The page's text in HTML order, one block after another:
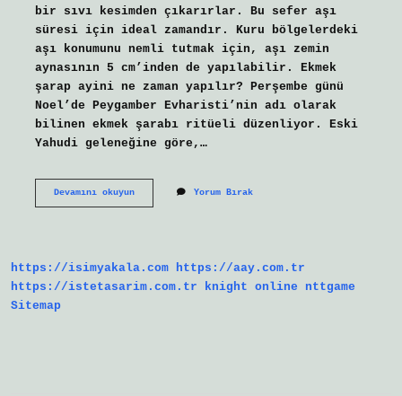
bir sıvı kesimden çıkarırlar. Bu sefer aşı
süresi için ideal zamandır. Kuru bölgelerdeki
aşı konumunu nemli tutmak için, aşı zemin
aynasının 5 cm’inden de yapılabilir. Ekmek
şarap ayini ne zaman yapılır? Perşembe günü
Noel’de Peygamber Evharisti’nin adı olarak
bilinen ekmek şarabı ritüeli düzenliyor. Eski
Yahudi geleneğine göre,…
Devamını okuyunAin
Yorum Bırak
https://isimyakala.com https://aay.com.tr
https://istetasarim.com.tr
knight online
nttgame
Sitemap